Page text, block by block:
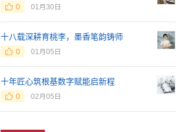
0 01月30日
十八载深耕育桃李，墨香笔韵铸师
0 01月05日
十年匠心筑根基数字赋能启新程
0 02月05日